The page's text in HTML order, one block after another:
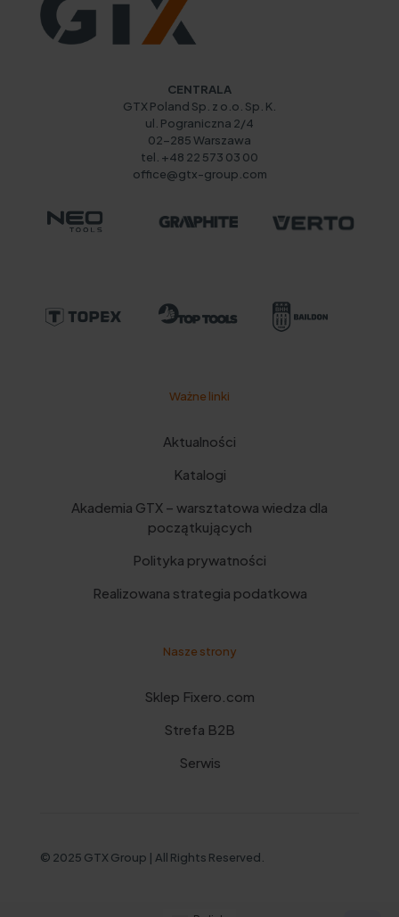
CENTRALA
GTX Poland Sp. z o.o. Sp. K.
ul. Pograniczna 2/4
02-285 Warszawa
tel. +48 22 573 03 00
office@gtx-group.com
Ważne linki
Aktualności
Katalogi
Akademia GTX – warsztatowa wiedza dla
początkujących
Polityka prywatności
Realizowana strategia podatkowa
Nasze strony
Sklep Fixero.com
Strefa B2B
Serwis
© 2025 GTX Group | All Rights Reserved.